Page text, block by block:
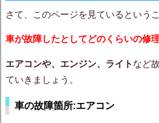
さて、このページを見ているという
車が故障したとしてどのくらいの修
エアコンや、エンジン、ライト など
ていきましょう。
車の故障箇所:エアコン